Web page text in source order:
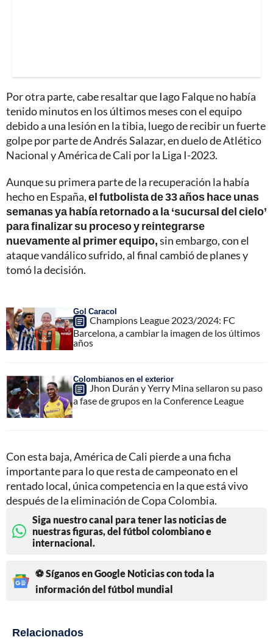
Por otra parte, cabe resaltar que Iago Falque no había
tenido minutos en los últimos meses con el equipo
debido a una lesión en la tibia, luego de recibir un fuerte
golpe por parte de Andrés Salazar, en duelo de Atlético
Nacional y América de Cali por la Liga I-2023.
Aunque su primera parte de la recuperación la había
hecho en España,el futbolista de 33 años hace unas
semanas ya había retornado a la ‘sucursal del cielo’
para finalizar su proceso y reintegrarse
nuevamente al primer equipo,sin embargo, con el
ataque vandálico sufrido, al final cambió de planes y
tomó la decisión.
Gol Caracol
Champions League 2023/2024: FC
Barcelona, a cambiar la imagen de los últimos
años
Colombianos en el exterior
Jhon Durán y Yerry Mina sellaron su paso
a fase de grupos en la Conference League
Con esta baja, América de Cali pierde a una ficha
importante para lo que resta de campeonato en el
rentado local, única competencia en la que está vivo
después de la eliminación de Copa Colombia.
Siga nuestro canal para tener las noticias de
nuestras figuras, del fútbol colombiano e
internacional.
⚽ Síganos en Google Noticias con toda la
información del fútbol mundial
Relacionados